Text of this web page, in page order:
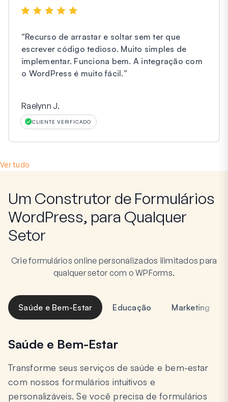
“Recurso de arrastar e soltar sem ter que
escrever código tedioso. Muito simples de
implementar. Funciona bem. A integração com
o WordPress é muito fácil.”
Raelynn J.
CLIENTE VERIFICADO
Ver tudo
Um Construtor de Formulários
WordPress, para Qualquer
Setor
Crie formulários online personalizados ilimitados para
qualquer setor com o WPForms.
Saúde e Bem-Estar Educação Marketing
Saúde e Bem-Estar
Transforme seus serviços de saúde e bem-estar
com nossos formulários intuitivos e
personalizáveis. Se você precisa de formulários